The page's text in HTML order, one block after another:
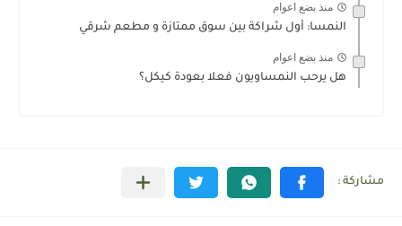
منذ بضع اعوام
النمسا: أول شراكة بين سوق ممتازة و مطعم شرقي
منذ بضع اعوام
هل يرحب النمساويون فعلا بعودة كيكل؟